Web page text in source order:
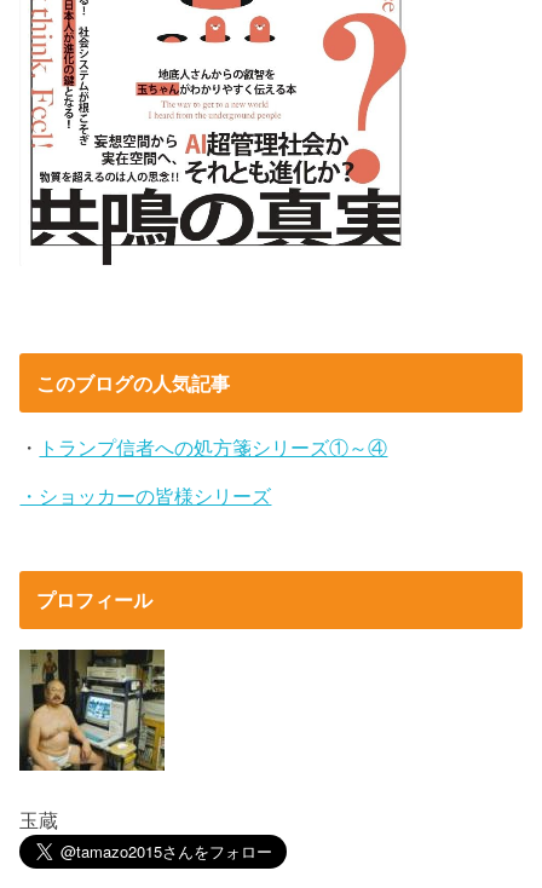
このブログの人気記事
・ トランプ信者への処方箋シリーズ①～④
・ショッカーの皆様シリーズ
プロフィール
玉蔵